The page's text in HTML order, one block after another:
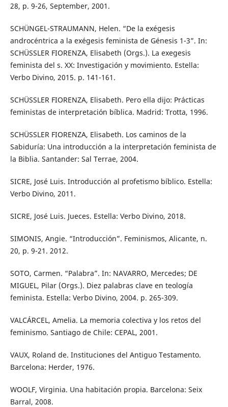
28, p. 9-26, September, 2001.
SCHÜNGEL-STRAUMANN, Helen. “De la exégesis
androcéntrica a la exégesis feminista de Génesis 1-3”. In:
SCHÜSSLER FIORENZA, Elisabeth (Orgs.). La exegesis
feminista del s. XX: Investigación y movimiento. Estella:
Verbo Divino, 2015. p. 141-161.
SCHÜSSLER FIORENZA, Elisabeth. Pero ella dijo: Prácticas
feministas de interpretación bíblica. Madrid: Trotta, 1996.
SCHÜSSLER FIORENZA, Elisabeth. Los caminos de la
Sabiduría: Una introducción a la interpretación feminista de
la Biblia. Santander: Sal Terrae, 2004.
SICRE, José Luis. Introducción al profetismo bíblico. Estella:
Verbo Divino, 2011.
SICRE, José Luis. Jueces. Estella: Verbo Divino, 2018.
SIMONIS, Angie. “Introducción”. Feminismos, Alicante, n.
20, p. 9-21. 2012.
SOTO, Carmen. “Palabra”. In: NAVARRO, Mercedes; DE
MIGUEL, Pilar (Orgs.). Diez palabras clave en teología
feminista. Estella: Verbo Divino, 2004. p. 265-309.
VALCÁRCEL, Amelia. La memoria colectiva y los retos del
feminismo. Santiago de Chile: CEPAL, 2001.
VAUX, Roland de. Instituciones del Antiguo Testamento.
Barcelona: Herder, 1976.
WOOLF, Virginia. Una habitación propia. Barcelona: Seix
Barral, 2008.